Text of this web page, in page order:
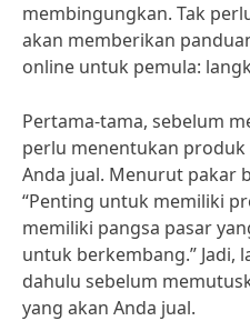
membingungkan. Tak
akan memberikan
online untuk pemula:
Pertama-tama, sebelum
perlu menentukan produk
Anda jual. Menurut pakar
“Penting untuk memiliki
memiliki pangsa pasar
untuk berkembang.” Jadi,
dahulu sebelum
yang akan Anda jual.